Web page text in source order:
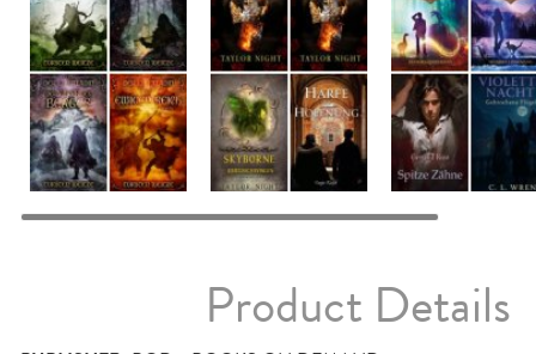
Product Details